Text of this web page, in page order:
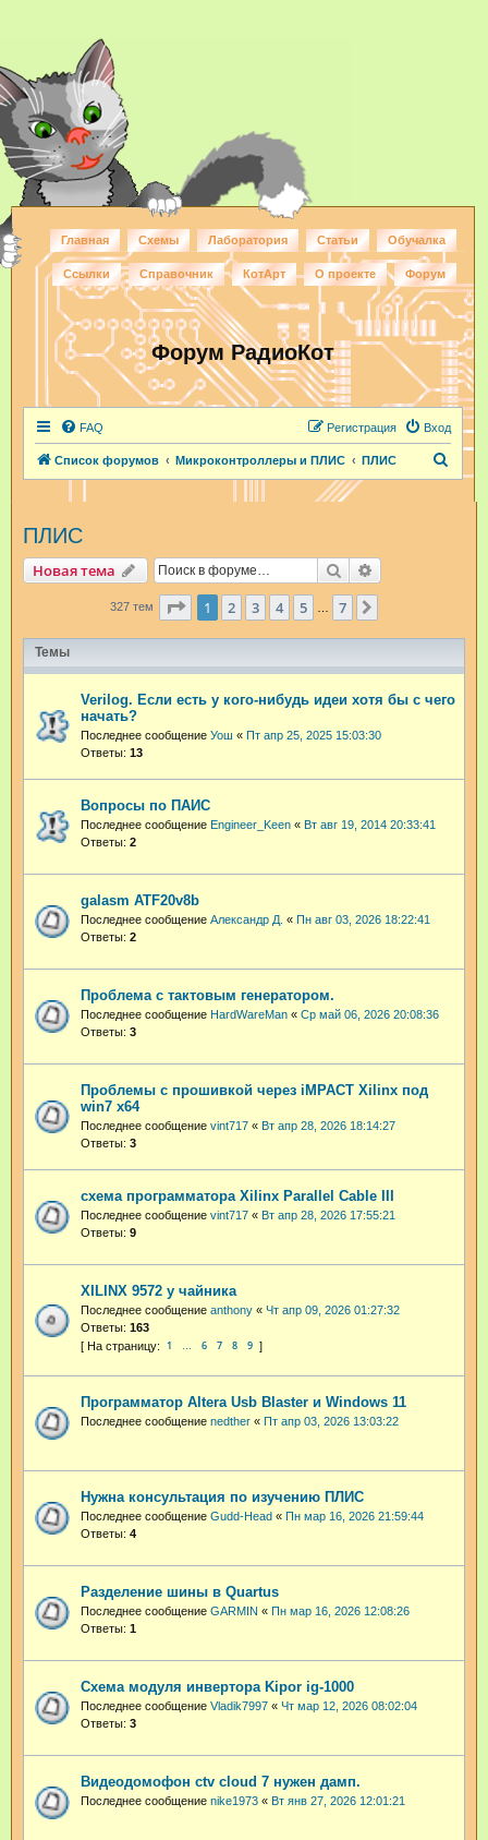
Главная Схемы Лаборатория Статьи Обучалка
Ссылки Справочник КотАрт О проекте Форум
Форум РадиоКот
FAQ Вход
Регистрация
Список форумов Микроконтроллеры и ПЛИС ПЛИС
ПЛИС
Новая тема Поиск
327 тем Страница из
1 2 3 4 5 7
Темы
Verilog. Если есть у кого-нибудь идеи хотя бы с чего
начать?
Последнее сообщение Уош « Пт апр 25, 2025 15:03:30
Ответы: 13
Вопросы по ПАИС
Последнее сообщение Engineer_Keen « Вт авг 19, 2014 20:33:41
Ответы: 2
galasm ATF20v8b
Последнее сообщение Александр Д. « Пн авг 03, 2026 18:22:41
Ответы: 2
Проблема с тактовым генератором.
Последнее сообщение HardWareMan « Ср май 06, 2026 20:08:36
Ответы: 3
Проблемы с прошивкой через iMPACT Xilinx под
win7 x64
Последнее сообщение vint717 « Вт апр 28, 2026 18:14:27
Ответы: 3
схема программатора Xilinx Parallel Cable III
Последнее сообщение vint717 « Вт апр 28, 2026 17:55:21
Ответы: 9
XILINX 9572 у чайника
Последнее сообщение anthony « Чт апр 09, 2026 01:27:32
Ответы: 163
1 … 6 7 8 9
Программатор Altera Usb Blaster и Windows 11
Последнее сообщение nedther « Пт апр 03, 2026 13:03:22
Нужна консультация по изучению ПЛИС
Последнее сообщение Gudd-Head « Пн мар 16, 2026 21:59:44
Ответы: 4
Разделение шины в Quartus
Последнее сообщение GARMIN « Пн мар 16, 2026 12:08:26
Ответы: 1
Схема модуля инвертора Kipor ig-1000
Последнее сообщение Vladik7997 « Чт мар 12, 2026 08:02:04
Ответы: 3
Видеодомофон ctv cloud 7 нужен дамп.
Последнее сообщение nike1973 « Вт янв 27, 2026 12:01:21